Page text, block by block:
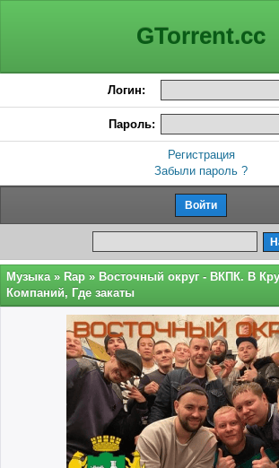
GTorrent.cc
Логин:
Пароль:
Регистрация
Забыли пароль ?
Музыка » Rap » Восточный округ - ВКПК. В
Компаний, Где закаты